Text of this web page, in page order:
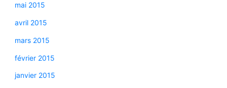
mai 2015
avril 2015
mars 2015
février 2015
janvier 2015